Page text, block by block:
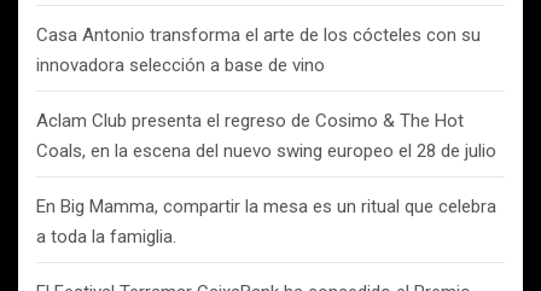
Casa Antonio transforma el arte de los cócteles con su
innovadora selección a base de vino
Aclam Club presenta el regreso de Cosimo & The Hot
Coals, en la escena del nuevo swing europeo el 28 de julio
En Big Mamma, compartir la mesa es un ritual que celebra
a toda la famiglia.